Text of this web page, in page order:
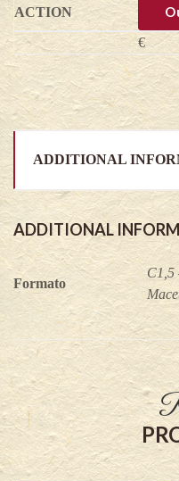
€
ADDITIONAL
ADDITIONAL
Formato
C1,5